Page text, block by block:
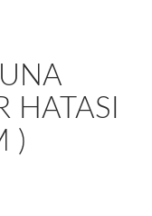
HATASI
)